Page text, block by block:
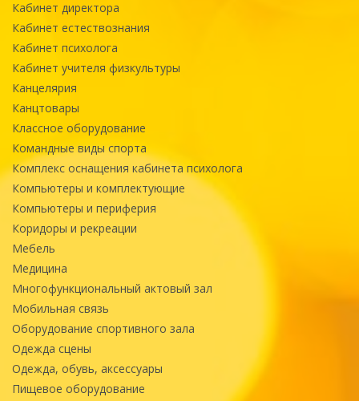
Кабинет директора
Кабинет естествознания
Кабинет психолога
Кабинет учителя физкультуры
Канцелярия
Канцтовары
Классное оборудование
Командные виды спорта
Комплекс оснащения кабинета психолога
Компьютеры и комплектующие
Компьютеры и периферия
Коридоры и рекреации
Мебель
Медицина
Многофункциональный актовый зал
Мобильная связь
Оборудование спортивного зала
Одежда сцены
Одежда, обувь, аксессуары
Пищевое оборудование